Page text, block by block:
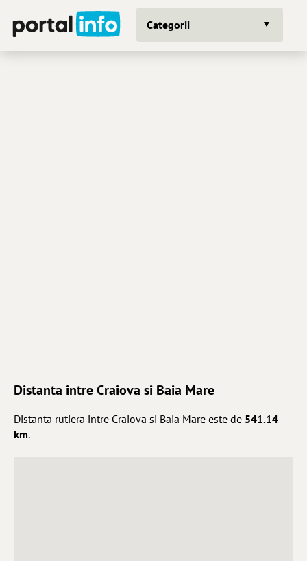
Categorii
Distanta intre Craiova si Baia Mare
Distanta rutiera intre Craiova si Baia Mare este de 541.14
km.